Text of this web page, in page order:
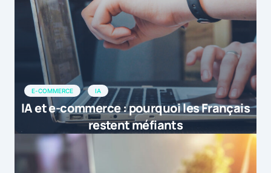
E-COMMERCE IA
IA et e-commerce : pourquoi les Français
restent méfiants